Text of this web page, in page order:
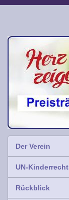
Der Verein
UN-
Rückblick